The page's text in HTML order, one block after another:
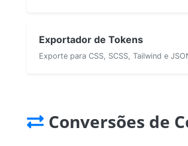
Exportador de Tokens
Exporte para CSS, SCSS, Tailwind e
Conversões de